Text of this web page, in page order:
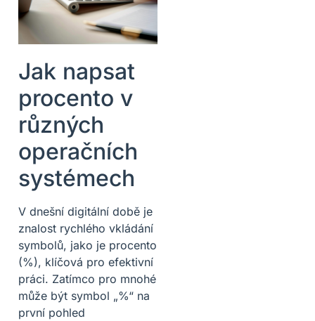
Jak napsat
procento v
různých
operačních
systémech
V dnešní digitální době je
znalost rychlého vkládání
symbolů, jako je procento
(%), klíčová pro efektivní
práci. Zatímco pro mnohé
může být symbol „%“ na
první pohled